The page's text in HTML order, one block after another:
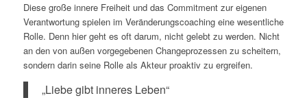
Diese große innere Freiheit und das Commitment zur eigenen
Verantwortung spielen im Veränderungscoaching eine wesentliche
Rolle. Denn hier geht es oft darum, nicht gelebt zu werden. Nicht
an den von außen vorgegebenen Changeprozessen zu scheitern,
sondern darin seine Rolle als Akteur proaktiv zu ergreifen.
„Liebe gibt inneres Leben“